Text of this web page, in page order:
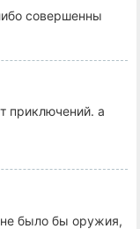
совершенны
приключений. а
было бы оружия,